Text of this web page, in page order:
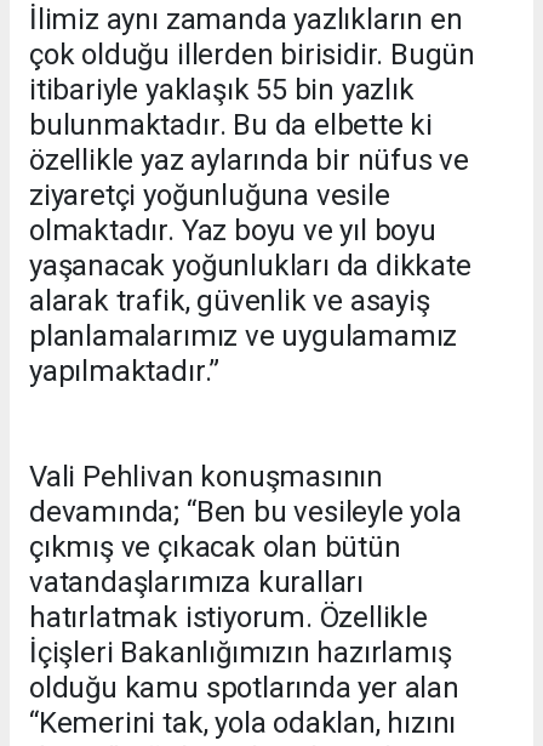
İlimiz aynı zamanda yazlıkların en
çok olduğu illerden birisidir. Bugün
itibariyle yaklaşık 55 bin yazlık
bulunmaktadır. Bu da elbette ki
özellikle yaz aylarında bir nüfus ve
ziyaretçi yoğunluğuna vesile
olmaktadır. Yaz boyu ve yıl boyu
yaşanacak yoğunlukları da dikkate
alarak trafik, güvenlik ve asayiş
planlamalarımız ve uygulamamız
yapılmaktadır.”
Vali Pehlivan konuşmasının
devamında; “Ben bu vesileyle yola
çıkmış ve çıkacak olan bütün
vatandaşlarımıza kuralları
hatırlatmak istiyorum. Özellikle
İçişleri Bakanlığımızın hazırlamış
olduğu kamu spotlarında yer alan
“Kemerini tak, yola odaklan, hızını